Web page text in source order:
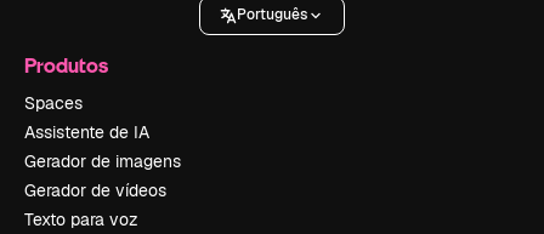
Português
Produtos
Spaces
Assistente de IA
Gerador de imagens
Gerador de vídeos
Texto para voz